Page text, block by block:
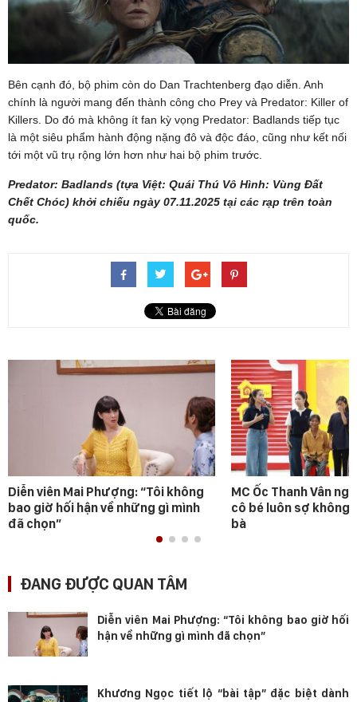
Bên cạnh đó, bộ phim còn do Dan Trachtenberg đạo diễn. Anh
chính là người mang đến thành công cho Prey và Predator: Killer of
Killers. Do đó mà không ít fan kỳ vọng Predator: Badlands tiếp tục
là một siêu phẩm hành động nặng đô và độc đáo, cũng như kết nối
tới một vũ trụ rộng lớn hơn như hai bộ phim trước.
Predator: Badlands (tựa Việt: Quái Thú Vô Hình: Vùng Đất
Chết Chóc) khởi chiếu ngày 07.11.2025 tại các rạp trên toàn
quốc.
Diễn viên Mai Phượng: “Tôi không
bao giờ hối hận về những gì mình
đã chọn”
MC Ốc Thanh Vân
cô bé luôn sợ không
bà
ĐANG ĐƯỢC QUAN TÂM
Diễn viên Mai Phượng: “Tôi không bao giờ hối
hận về những gì mình đã chọn”
Khương Ngọc tiết lộ “bài tập” đặc biệt dành